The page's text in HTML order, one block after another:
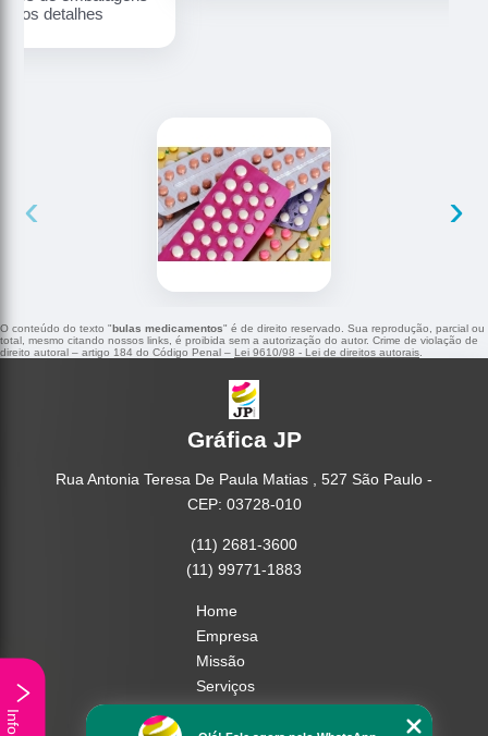
‹ ›
O conteúdo do texto "bulas medicamentos" é de direito reservado. Sua reprodução, parcial ou
total, mesmo citando nossos links, é proibida sem a autorização do autor. Crime de violação de
direito autoral – artigo 184 do Código Penal – Lei 9610/98 - Lei de direitos autorais
Gráfica JP
Rua Antonia Teresa De Paula Matias , 527 São Paulo -
CEP: 03728-010
(11) 2681-3600
(11) 99771-1883
Home
Empresa
Missão
Serviços